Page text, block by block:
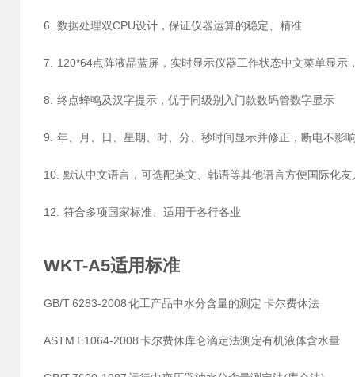
6. 数据处理双CPU设计，保证仪器运算的稳定、精准
7. 120*64点阵液晶蓝屏，实时显示仪器工作状态中文菜单显示
8. 终点蜂鸣及汉字提示，优于同级别入门款数码管数字显示
9. 年、月、日、星期、时、分、秒时间显示并修正，断电不影
10. 默认中文语言，可选配英文、韩语等其他语言方便国际化友
12. 符合多项国家标准、适用于各行各业
WKT-A5适用标准
GB/T 6283-2008 化工产品中水分含量的测定 卡尔费休法
ASTM E1064-2008 卡尔费休库仑滴定法测定有机液体含水量